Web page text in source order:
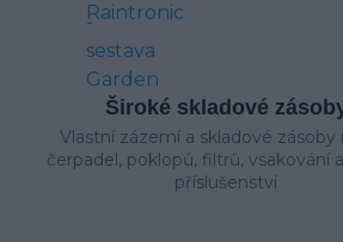
Široké skladové
Vlastní zázemí a skladové zásoby
čerpadel, poklopů, filtrů, vsakování
příslušenství